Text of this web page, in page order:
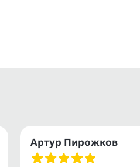
мотоцикла или
Артур Пирожков